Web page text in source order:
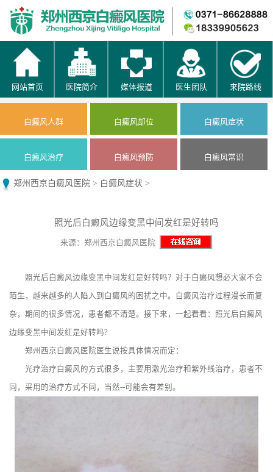
网站首页 医院简介 媒体报道 医生团队 来院路线
白癜风人群 白癜风部位 白癜风症状
白癜风治疗 白癜风预防 白癜风常识
郑州西京白癜风医院 > 白癜风症状 >
照光后白癜风边缘变黑中间发红是好转吗
来源：郑州西京白癜风医院
照光后白癜风边缘变黑中间发红是好转吗？对于白癜风想必大家不会
陌生，越来越多的人陷入到白癜风的困扰之中。白癜风治疗过程漫长而复
杂，期间的很多情况，患者都不清楚。接下来，一起看看：照光后白癜风
边缘变黑中间发红是好转吗?
郑州西京白癜风医院医生说按具体情况而定：
光疗治疗白癜风的方式很多，主要用激光治疗和紫外线治疗，患者不
同，采用的治疗方式不同，当然--可能会有差别。